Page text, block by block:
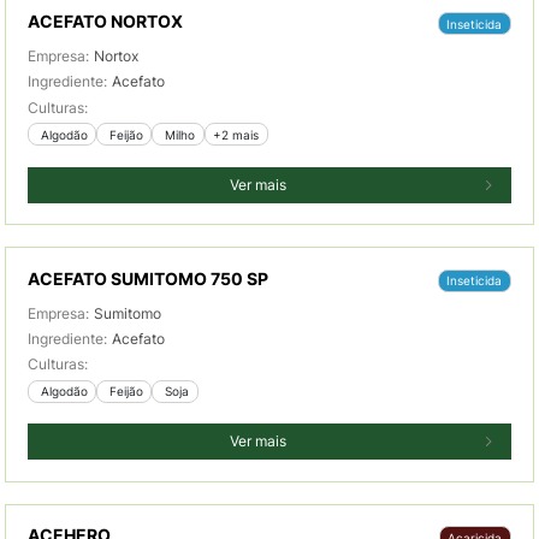
ACEFATO NORTOX Inseticida
Empresa: Nortox
Ingrediente: Acefato
Culturas:
Algodão Feijão Milho +2 mais
Ver mais
ACEFATO SUMITOMO 750 SP Inseticida
Empresa: Sumitomo
Ingrediente: Acefato
Culturas:
Algodão Feijão Soja
Ver mais